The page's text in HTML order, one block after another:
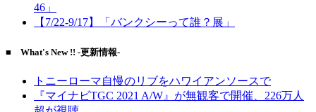
46」
【7/22-9/17】「バンクシーって誰？展」
■ What's New !! -更新情報-
トニーローマ自慢のリブをハワイアンソースで
『マイナビTGC 2021 A/W』が無観客で開催、226万人